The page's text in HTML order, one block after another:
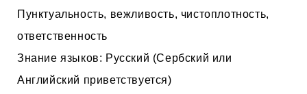
Пунктуальность, вежливость, чистоплотность,
ответственность
Знание языков: Русский (Сербский или
Английский приветствуется)